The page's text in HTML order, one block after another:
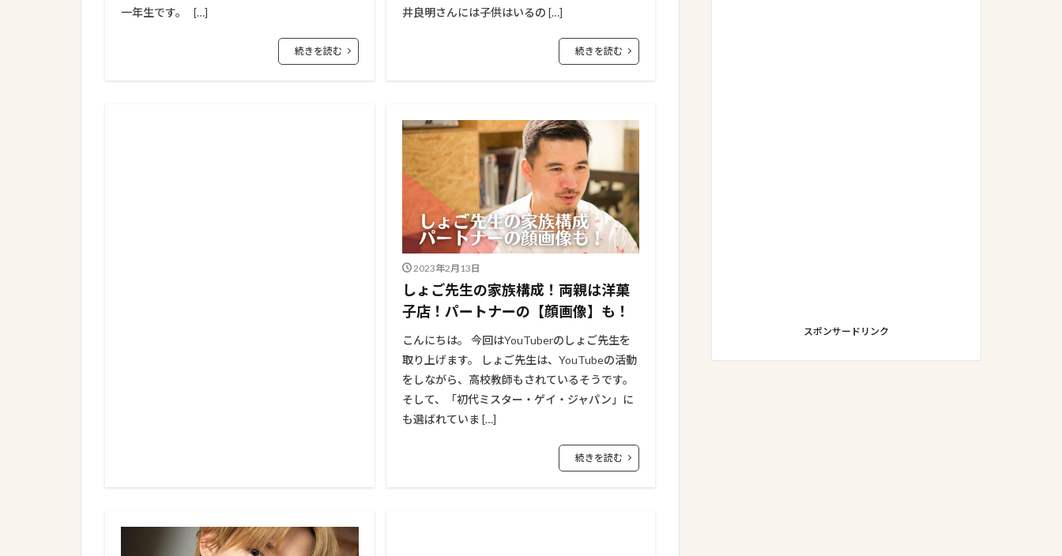
一年生です。 […]
続きを読む
井良明さんには子供はいるの […]
続きを読む
2023年2月13日
しょご先生の家族構成！両親は洋菓
子店！パートナーの【顔画像】も！
こんにちは。 今回はYouTuberのしょご先生を
取り上げます。 しょご先生は、YouTubeの活動
をしながら、高校教師もされているそうです。
そして、「初代ミスター・ゲイ・ジャパン」に
も選ばれていま […]
続きを読む
スポンサードリンク